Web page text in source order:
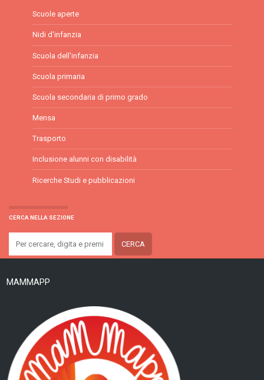
Scuole aperte
Nidi d'infanzia
Scuola dell'infanzia
Scuola primaria
Scuola secondaria di primo grado
Mensa
Trasporto
Inclusione alunni con disabilità
Ricerche Studi e pubblicazioni
CERCA NELLA SEZIONE
MAMMAPP